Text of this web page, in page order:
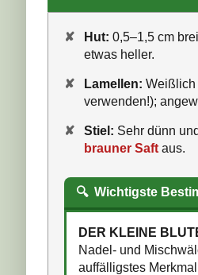
✘ Hut: 0,5–1,5 cm
etwas heller.
✘ Lamellen: Weißlich
verwenden!);
✘ Stiel: Sehr dünn
brauner Saft aus.
🔍 Wichtigste
DER KLEINE
Nadel- und
auffälligstes